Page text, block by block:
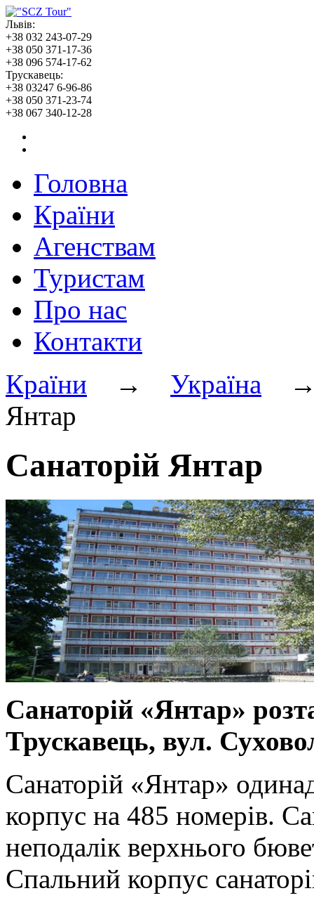
Львів:
+38 032 243-07-29
+38 050 371-17-36
+38 096 574-17-62
Трускавець:
+38 03247 6-96-86
+38 050 371-23-74
+38 067 340-12-28
Головна
Країни
Агенствам
Туристам
Про нас
Контакти
Країни → Україна
Янтар
Санаторій Янтар
Санаторій «Янтар»
Трускавець, вул.
Санаторій «Янтар»
корпус на 485 номерів.
неподалік верхнього
Спальний корпус